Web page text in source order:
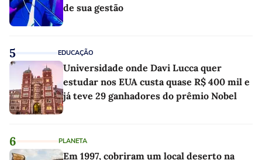
de sua gestão
5 EDUCAÇÃO
Universidade onde Davi Lucca quer
estudar nos EUA custa quase R$ 400 mil e
já teve 29 ganhadores do prêmio Nobel
6 PLANETA
Em 1997, cobriram um local deserto na